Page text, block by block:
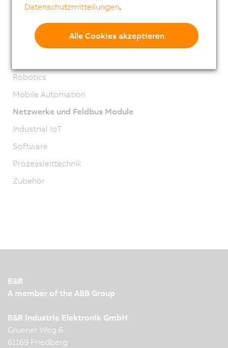
Vision Systeme
Sicherheitstechnik
Antriebstechnik
Robotics
Mobile Automation
Netzwerke und Feldbus Module
Industrial IoT
Software
Prozessleittechnik
Zubehör
B&R
A member of the ABB Group
B&R Industrie Elektronik GmbH
Gruener Weg 6
61169 Friedberg
Datenschutzmitteilungen.
Alle Cookies akzeptieren